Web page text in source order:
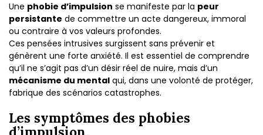
Une phobie d’impulsion se manifeste par la peur
persistante de commettre un acte dangereux, immoral
ou contraire à vos valeurs profondes.
Ces pensées intrusives surgissent sans prévenir et
génèrent une forte anxiété. Il est essentiel de comprendre
qu’il ne s’agit pas d’un désir réel de nuire, mais d’un
mécanisme du mental qui, dans une volonté de protéger,
fabrique des scénarios catastrophes.
Les symptômes des phobies